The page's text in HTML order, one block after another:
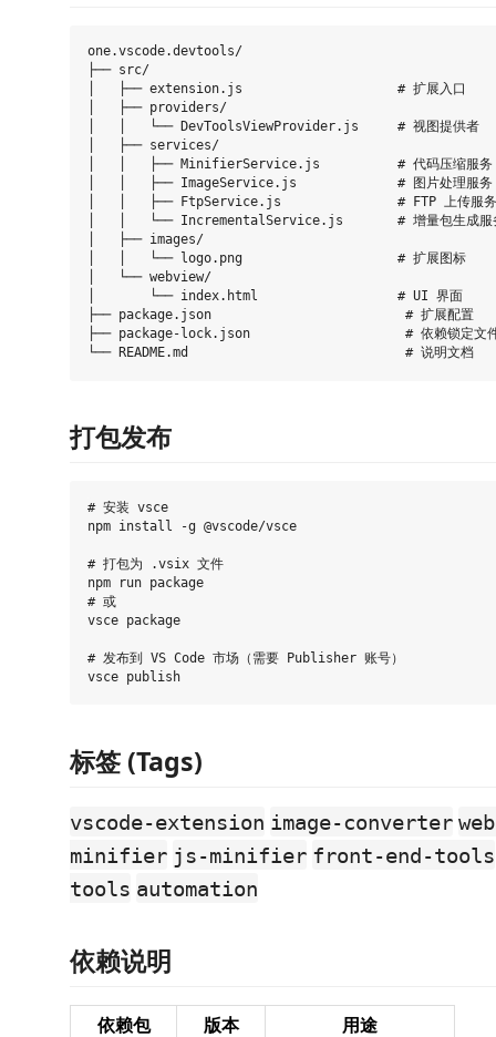
one.vscode.devtools/
├── src/
│   ├── extension.js                    # 扩展入口
│   ├── providers/
│   │   └── DevToolsViewProvider.js     # 视图提供者
│   ├── services/
│   │   ├── MinifierService.js          # 代码压缩服务
│   │   ├── ImageService.js             # 图片处理服务
│   │   ├── FtpService.js               # FTP 上传服务
│   │   └── IncrementalService.js       # 增量包生成服
│   ├── images/
│   │   └── logo.png                    # 扩展图标
│   └── webview/
│       └── index.html                  # UI 界面
├── package.json                         # 扩展配置
├── package-lock.json                    # 依赖锁定文
打包发布
# 安装 vsce
npm install -g @vscode/vsce
# 打包为 .vsix 文件
npm run package
# 或
vsce package
# 发布到 VS Code 市场（需要 Publisher 账号）
标签 (Tags)
vscode-extension image-converter
minifier js-minifier front-end-tools
tools automation
依赖说明
依赖包 版本 用途